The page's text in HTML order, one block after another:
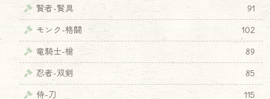
賢者-賢具
91
モンク-格闘
102
竜騎士-槍
89
忍者-双剣
85
侍-刀
115